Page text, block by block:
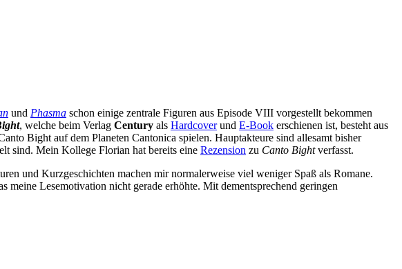
und Phasma schon einige zentrale Figuren aus Episode VIII vorgestellt bekommen
, welche beim Verlag Century als Hardcoverund E-Book erschienen ist, besteht aus
Bight auf dem Planeten Cantonica spielen. Hauptakteure sind allesamt bisher
sind. Mein Kollege Florian hat bereits eine Rezension zu Canto Bightverfasst.
und Kurzgeschichten machen mir normalerweise viel weniger Spaß als Romane.
meine Lesemotivation nicht gerade erhöhte. Mit dementsprechend geringen